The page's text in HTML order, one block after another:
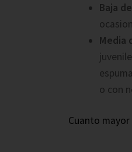
Baja
Media
o con
Cuanto